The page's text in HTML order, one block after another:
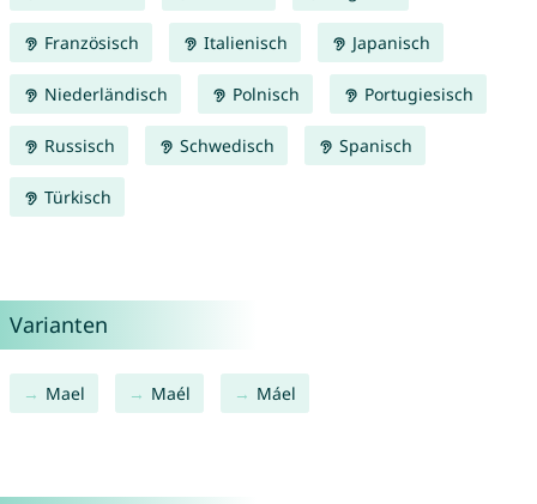
Französisch Italienisch Japanisch
Niederländisch Polnisch Portugiesisch
Russisch Schwedisch Spanisch
Türkisch
Varianten
Mael Maél Máel